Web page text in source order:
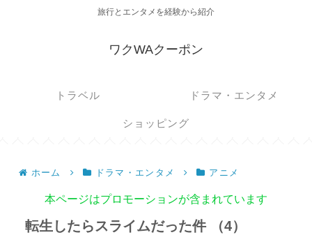
旅行とエンタメを経験から紹介
ワクWAクーポン
トラベル ドラマ・エンタメ
ショッピング
ホーム ドラマ・エンタメ アニメ
本ページはプロモーションが含まれています
転生したらスライムだった件 （4）